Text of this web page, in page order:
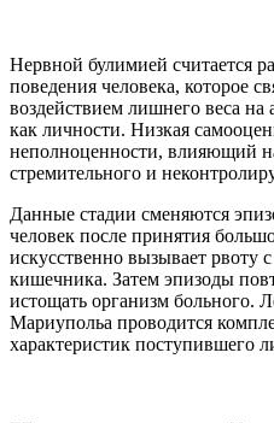
Нервной булимией считается
поведения человека, которое
воздействием лишнего веса на
как личности. Низкая
неполноценности, влияющий
стремительного и
Данные стадии сменяются
человек после принятия
искусственно вызывает рвоту
кишечника. Затем эпизоды
истощать организм больного.
Мариупольа проводится
характеристик поступившего